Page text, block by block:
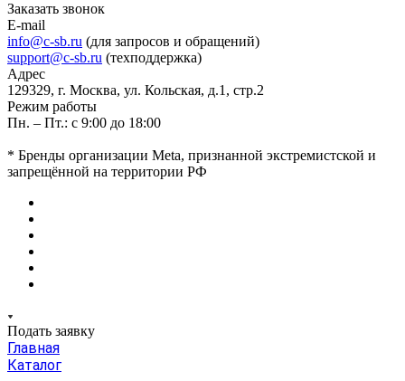
Заказать звонок
E-mail
info@c-sb.ru (для запросов и обращений)
support@c-sb.ru (техподдержка)
Адрес
129329, г. Москва, ул. Кольская, д.1, стр.2
Режим работы
Пн. – Пт.: с 9:00 до 18:00
* Бренды организации Meta, признанной экстремистской и
запрещённой на территории РФ
Подать заявку
Главная
Каталог